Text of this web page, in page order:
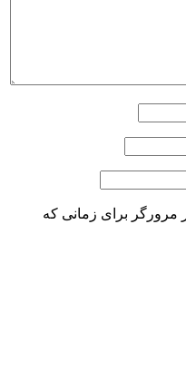
مرورگر برای زمانی که